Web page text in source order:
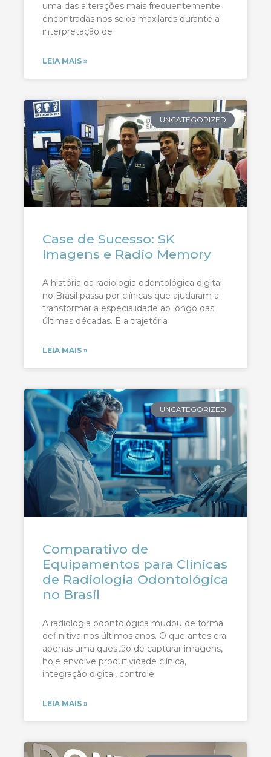
uma das alterações mais frequentemente
encontradas nos seios maxilares durante a
interpretação de
LEIA MAIS »
UNCATEGORIZED
Case de Sucesso: SK
Imagens e Radio Memory
A história da radiologia odontológica digital
no Brasil passa por clínicas que ajudaram a
transformar a especialidade ao longo das
últimas décadas. E a trajetória
LEIA MAIS »
UNCATEGORIZED
Comparativo de
Equipamentos para Clínicas
de Radiologia Odontológica
no Brasil
A radiologia odontológica mudou de forma
definitiva nos últimos anos. O que antes era
apenas uma questão de capturar imagens,
hoje envolve produtividade clínica,
integração digital, controle
LEIA MAIS »